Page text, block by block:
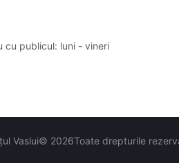
cu publicul: luni - vineri
Vaslui© 2026Toate drepturile